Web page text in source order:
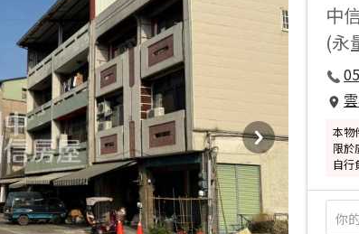
中
(永
本物
限於
自行